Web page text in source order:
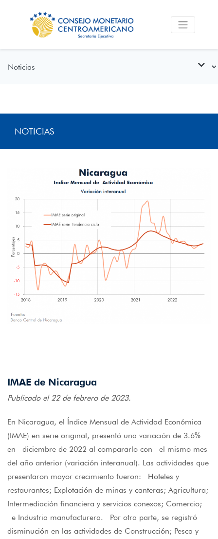
NOTICIAS
IMAE de Nicaragua
Publicado el 22 de febrero de 2023.
En Nicaragua, el Índice Mensual de Actividad Económica
(IMAE) en serie original, presentó una variación de 3.6%
en diciembre de 2022 al compararlo con el mismo mes
del año anterior (variación interanual). Las actividades que
presentaron mayor crecimiento fueron: Hoteles y
restaurantes; Explotación de minas y canteras; Agricultura;
Intermediación financiera y servicios conexos; Comercio;
e Industria manufacturera. Por otra parte, se registró
disminución en las actividades de Construcción; Pesca y